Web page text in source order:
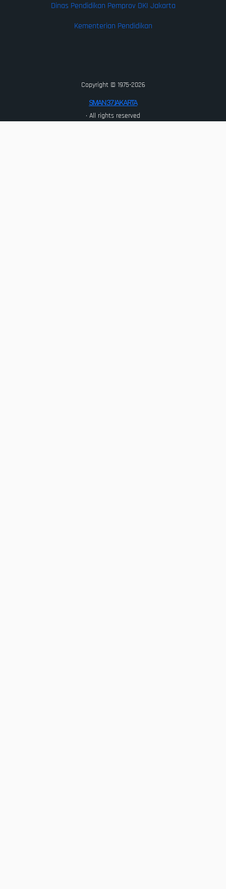
Dinas Pendidikan Pemprov DKI Jakarta
Kementerian Pendidikan
Copyright © 1975-2026
SMAN 37 JAKARTA
· All rights reserved